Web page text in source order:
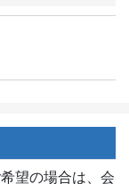
望の場合は、会